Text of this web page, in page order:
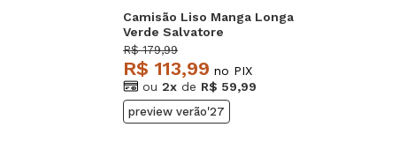
Camisão Liso Manga Longa
Verde Salvatore
R$ 179,99
R$ 113,99 no PIX
ou 2x de R$ 59,99
preview verão'27